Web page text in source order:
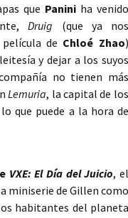
que Panini ha venido
Druig (que ya nos
de Chloé Zhao)
y dejar a los suyos
no tienen más
Lemuria, la capital de los
que puede a la hora de
VXE: El Día del Juicio, el
miniserie de Gillen como
habitantes del planeta